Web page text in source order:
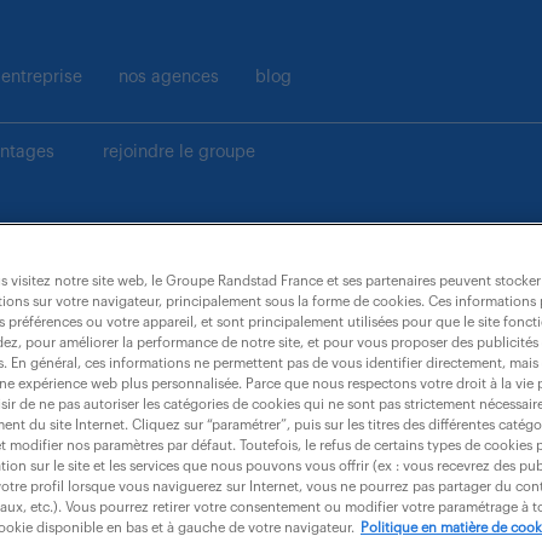
entreprise nos agences blog
rejoindre le groupe
?
un lien de récupération, pour réinitialiser votre
visitez notre site web, le Groupe Randstad France et ses partenaires peuvent
sur votre navigateur, principalement sous la forme de cookies. Ces informations
préférences ou votre appareil, et sont principalement utilisées pour que le site
pour améliorer la performance de notre site, et pour vous proposer des publicités
En général, ces informations ne permettent pas de vous identifier directement,
expérience web plus personnalisée. Parce que nous respectons votre droit à la vie
de ne pas autoriser les catégories de cookies qui ne sont pas strictement
du site Internet. Cliquez sur “paramétrer”, puis sur les titres des différentes
modifier nos paramètres par défaut. Toutefois, le refus de certains types de cookies
sur le site et les services que nous pouvons vous offrir (ex : vous recevrez des
profil lorsque vous naviguerez sur Internet, vous ne pourrez pas partager du
etc.). Vous pourrez retirer votre consentement ou modifier votre paramétrage à
disponible en bas et à gauche de votre navigateur.
Politique en matière de